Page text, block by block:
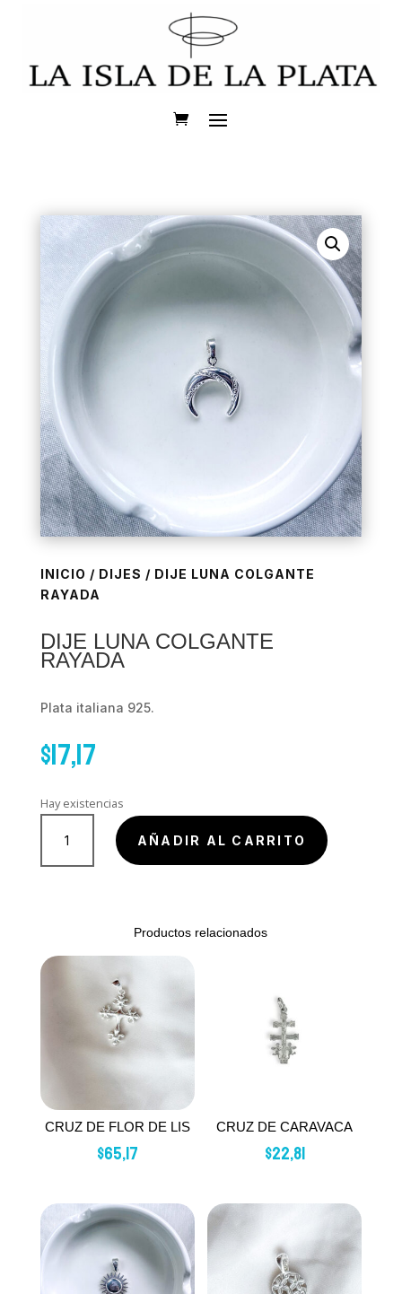
INICIO / DIJES / DIJE LUNA COLGANTE
RAYADA
DIJE LUNA COLGANTE
RAYADA
Plata italiana 925.
$17,17
Hay existencias
DIJE
COLGANTE
AÑADIR AL CARRITO
Productos relacionados
CRUZ DE FLOR DE LIS
$65,17
CRUZ DE CARAVACA
$22,81